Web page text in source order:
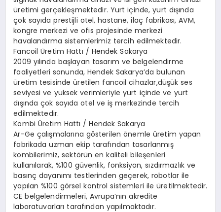
üretimi gerçekleşmektedir. Yurt içinde, yurt dışında
çok sayıda prestijli otel, hastane, ilaç fabrikası, AVM,
kongre merkezi ve ofis projesinde merkezi
havalandırma sistemlerimiz tercih edilmektedir.
Fancoil Üretim Hattı / Hendek Sakarya
2009 yılında başlayan tasarım ve belgelendirme
faaliyetleri sonunda, Hendek Sakarya’da bulunan
üretim tesisinde üretilen fancoil cihazlar,düşük ses
seviyesi ve yüksek verimleriyle yurt içinde ve yurt
dışında çok sayıda otel ve iş merkezinde tercih
edilmektedir.
Kombi Üretim Hattı / Hendek Sakarya
Ar-Ge çalışmalarına gösterilen önemle üretim yapan
fabrikada uzman ekip tarafından tasarlanmış
kombilerimiz, sektörün en kaliteli bileşenleri
kullanılarak, %100 güvenlik, fonksiyon, sızdırmazlık ve
basınç dayanımı testlerinden geçerek, robotlar ile
yapılan %100 görsel kontrol sistemleri ile üretilmektedir.
CE belgelendirmeleri, Avrupa’nın akredite
laboratuvarları tarafından yapılmaktadır.